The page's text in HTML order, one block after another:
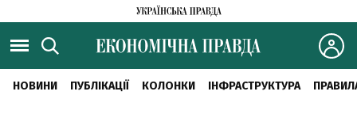
НОВИНИ ПУБЛІКАЦІЇ КОЛОНКИ ІНФРАСТРУКТУРА